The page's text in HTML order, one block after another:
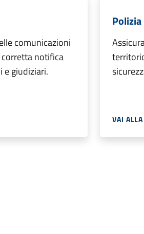
comunicazioni
notifica
giudiziari.
VAI